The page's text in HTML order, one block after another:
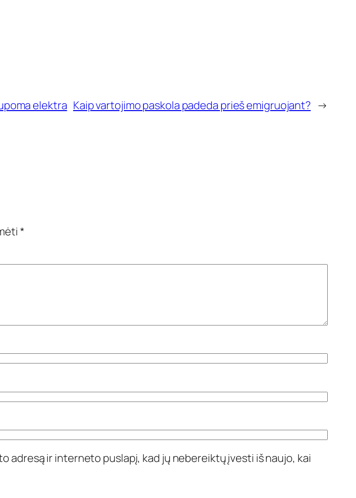
elektra Kaip vartojimo paskola padeda prieš emigruojant? →
*
adresą ir interneto puslapį, kad jų nebereiktų įvesti iš naujo, kai